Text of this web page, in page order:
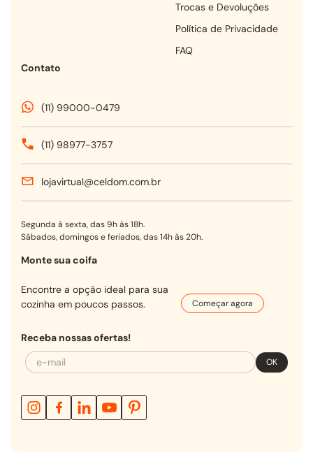
Trocas e Devoluções
Política de Privacidade
FAQ
Contato
(11) 99000-0479
(11) 98977-3757
lojavirtual@celdom.com.br
Segunda à sexta, das 9h às 18h.
Sábados, domingos e feriados, das 14h às 20h.
Monte sua coifa
Encontre a opção ideal para sua
cozinha em poucos passos.
Começar agora
Receba nossas ofertas!
OK